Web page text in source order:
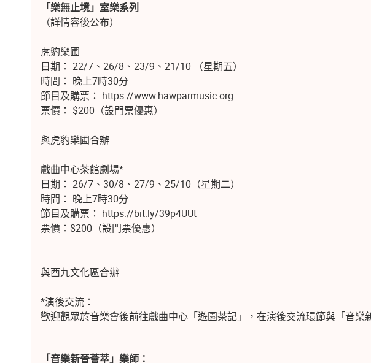
「樂無止境」室樂系列
（詳情容後公布）
虎豹樂圃
日期： 22/7、26/8、23/9、21/10 （星期五）
時間： 晚上7時30分
節目及購票： https://www.hawparmusic.org
票價： $200（設門票優惠）
與虎豹樂圃合辦
戲曲中心茶館劇場*
日期： 26/7、30/8、27/9、25/10（星期二）
時間： 晚上7時30分
節目及購票： https://bit.ly/39p4UUt
票價： $200（設門票優惠）
與西九文化區合辦
*演後交流：
歡迎觀眾於音樂會後前往戲曲中心「遊園茶記」，在演後交流環節與「音
「音樂新晉薈萃」樂師：